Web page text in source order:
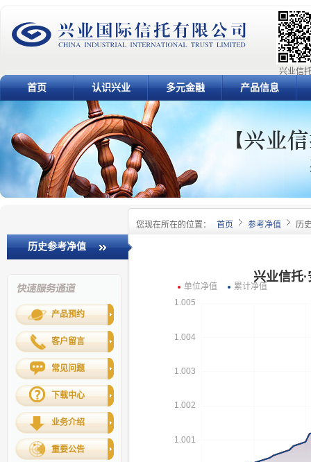
兴业信
首页 认识兴业 多元金融 产品信息
您现在所在的位置： 首页 参考净值 历
历史参考净值
产品预约
客户留言
常见问题
下载中心
业务介绍
重要公告